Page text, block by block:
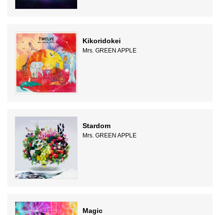
Kikoridokei
Mrs. GREEN APPLE
Stardom
Mrs. GREEN APPLE
Magic